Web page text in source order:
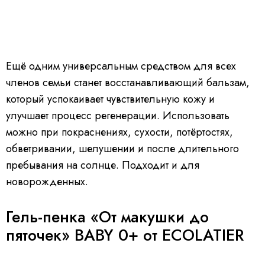
Ещё одним универсальным средством для всех
членов семьи станет восстанавливающий бальзам,
который успокаивает чувствительную кожу и
улучшает процесс регенерации. Использовать
можно при покраснениях, сухости, потёртостях,
обветривании, шелушении и после длительного
пребывания на солнце. Подходит и для
новорожденных.
Гель-пенка «От макушки до
пяточек» BABY 0+ от ECOLATIER